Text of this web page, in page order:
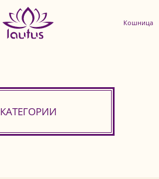
Кошница
КАТЕГОРИИ